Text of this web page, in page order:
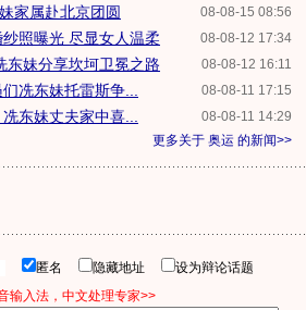
08-08-15 08:56
家属赴北京团圆
08-08-12 17:34
照曝光 尽显女人温柔
08-08-12 16:11
东妹分享坎坷卫冕之路
08-08-11 17:15
冼东妹托雷斯争...
08-08-11 14:29
东妹丈夫家中喜...
更多关于 奥运 的新闻>>
匿名 隐藏地址
设为辩论话题
输入法，中文处理专家>>